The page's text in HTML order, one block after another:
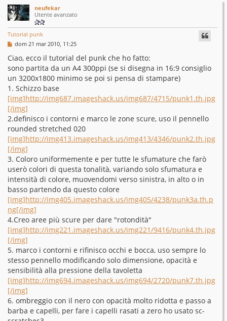
neufekar
Utente avanzato
Tutorial punk
M
s
s
a
g
g
i
o
dom 21 mar 2010, 11:25
Ciao, ecco il tutorial del punk che ho fatto:
sono partita da un A4 300ppi (se si disegna in 16:9 consiglio
un 3200x1800 minimo se poi si pensa di stampare)
1. Schizzo base
[img]http://img687.imageshack.us/img687/4715/punk1.th.jpg
[/img]
2.definisco i contorni e marco le zone scure, uso il pennello
rounded stretched 020
[img]http://img413.imageshack.us/img413/4346/punk2.th.jpg
[/img]
3. Coloro uniformemente e per tutte le sfumature che farò
userò colori di questa tonalità, variando solo sfumatura e
intensità di colore, muovendomi verso sinistra, in alto o in
basso partendo da questo colore
[img]http://img405.imageshack.us/img405/4238/punk3a.th.p
ng[/img]
4.Creo aree più scure per dare "rotondità"
[img]http://img221.imageshack.us/img221/9416/punk4.th.jpg
[/img]
5. marco i contorni e rifinisco occhi e bocca, uso sempre lo
stesso pennello modificando solo dimensione, opacità e
sensibilità alla pressione della tavoletta
[img]http://img694.imageshack.us/img694/2720/punk7.th.jpg
[/img]
6. ombreggio con il nero con opacità molto ridotta e passo a
barba e capelli, per fare i capelli rasati a zero ho usato sc-